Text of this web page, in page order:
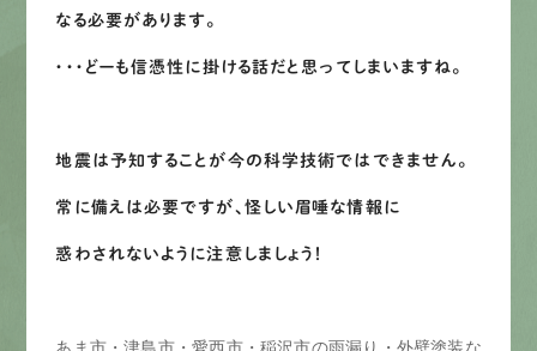
なる必要があります。
・・・どーも信憑性に掛ける話だと思ってしまいますね。
地震は予知することが今の科学技術ではできません。
常に備えは必要ですが、怪しい眉唾な情報に
惑わされないように注意しましょう！